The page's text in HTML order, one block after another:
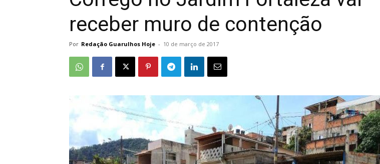
receber muro de contenção
Por Redação Guarulhos Hoje - 10 de março de 2017